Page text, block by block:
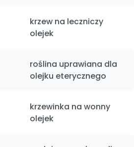
krzew na leczniczy
olejek
roślina uprawiana dla
olejku eterycznego
krzewinka na wonny
olejek